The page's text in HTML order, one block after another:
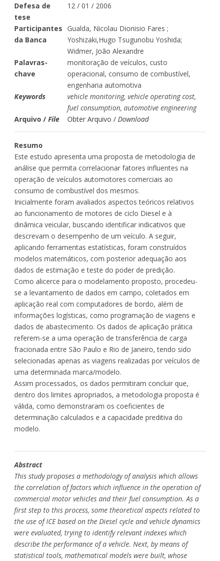
Defesa de
tese
12 / 01 / 2006
Participantes
da Banca
Gualda, Nicolau Dionisio Fares ;
Yoshizaki,Hugo Tsugunobu Yoshida;
Widmer, João Alexandre
Palavras-
chave
monitoração de veículos, custo
operacional, consumo de combustível,
engenharia automotiva
Keywords
vehicle monitoring, vehicle operating cost,
fuel consumption, automotive engineering
Arquivo / File Obter Arquivo / Download
Resumo
Este estudo apresenta uma proposta de metodologia de
análise que permita correlacionar fatores influentes na
operação de veículos automotores comerciais ao
consumo de combustível dos mesmos.
Inicialmente foram avaliados aspectos teóricos relativos
ao funcionamento de motores de ciclo Diesel e à
dinâmica veicular, buscando identificar indicativos que
descrevam o desempenho de um veículo. A seguir,
aplicando ferramentas estatísticas, foram construídos
modelos matemáticos, com posterior adequação aos
dados de estimação e teste do poder de predição.
Como alicerce para o modelamento proposto, procedeu-
se a levantamento de dados em campo, coletados em
aplicação real com computadores de bordo, além de
informações logísticas, como programação de viagens e
dados de abastecimento. Os dados de aplicação prática
referem-se a uma operação de transferência de carga
fracionada entre São Paulo e Rio de Janeiro, tendo sido
selecionadas apenas as viagens realizadas por veículos de
uma determinada marca/modelo.
Assim processados, os dados permitiram concluir que,
dentro dos limites apropriados, a metodologia proposta é
válida, como demonstraram os coeficientes de
determinação calculados e a capacidade preditiva do
modelo.
Abstract
This study proposes a methodology of analysis which allows
the correlation of factors which influence in the operation of
commercial motor vehicles and their fuel consumption. As a
first step to this process, some theoretical aspects related to
the use of ICE based on the Diesel cycle and vehicle dynamics
were evaluated, trying to identify relevant indexes which
describe the performance of a vehicle. Next, by means of
statistical tools, mathematical models were built, whose